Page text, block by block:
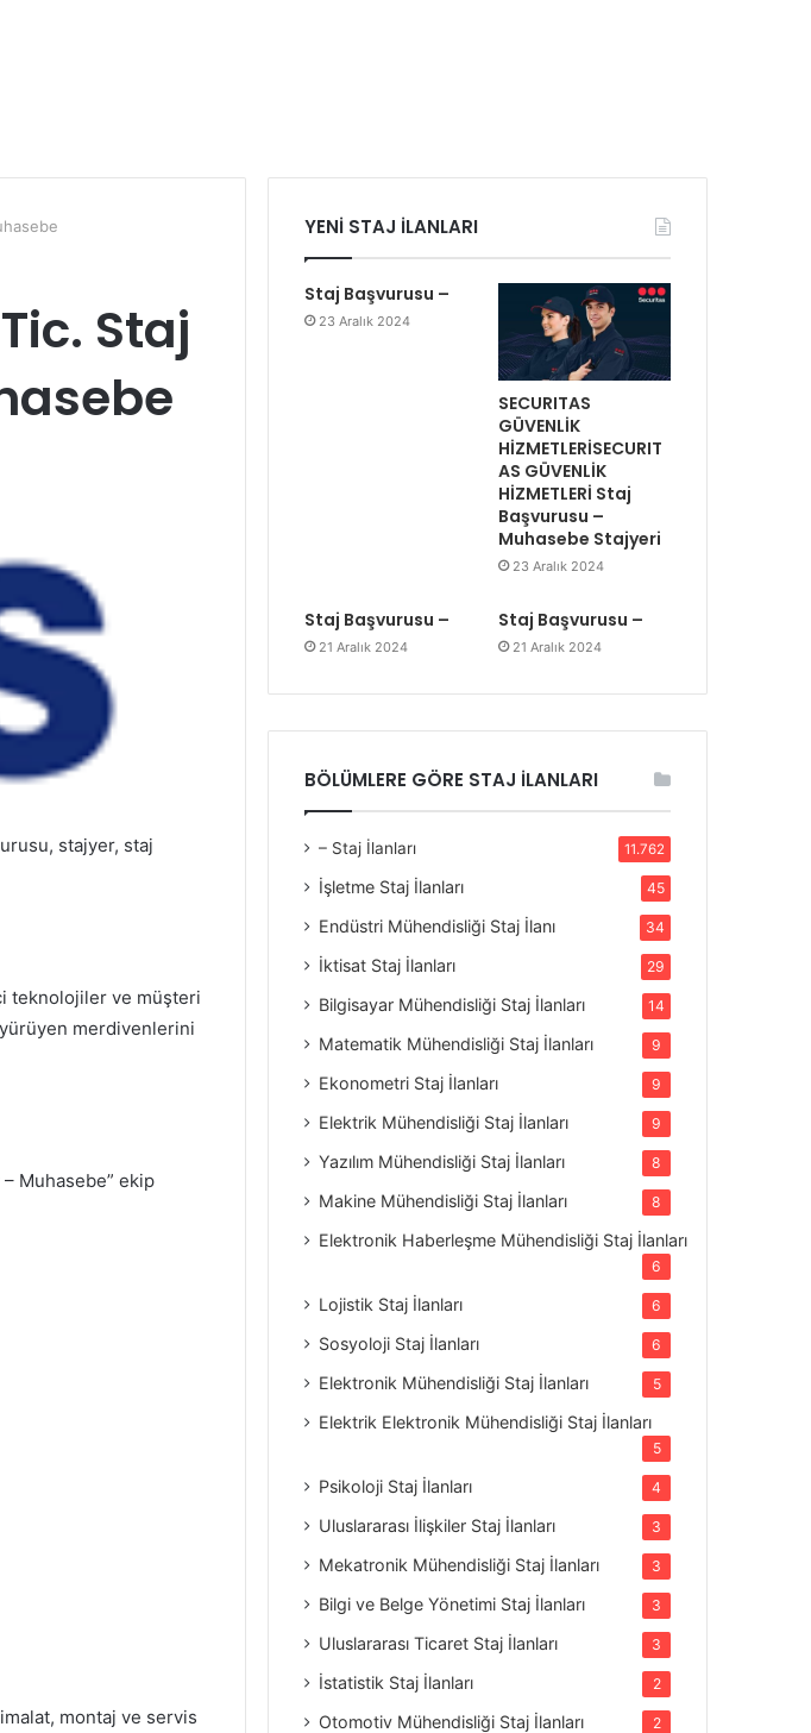
Staj
stajyer, staj
teknolojiler ve müşteri
merdivenlerini
Muhasebe” ekip
montaj ve servis
YENİ STAJ İLANLARI
Staj Başvurusu –
23 Aralık 2024
SECURITAS
GÜVENLİK
HİZMETLERİSECURIT
AS GÜVENLİK
HİZMETLERİ Staj
Başvurusu –
Muhasebe Stajyeri
23 Aralık 2024
Staj Başvurusu –
21 Aralık 2024
Staj Başvurusu –
21 Aralık 2024
BÖLÜMLERE GÖRE STAJ İLANLARI
– Staj İlanları 11.762
İşletme Staj İlanları 45
Endüstri Mühendisliği Staj İlanı 34
İktisat Staj İlanları 29
Bilgisayar Mühendisliği Staj İlanları 14
Matematik Mühendisliği Staj İlanları 9
Ekonometri Staj İlanları 9
Elektrik Mühendisliği Staj İlanları 9
Yazılım Mühendisliği Staj İlanları 8
Makine Mühendisliği Staj İlanları 8
Elektronik Haberleşme Mühendisliği Staj İlanları
6
Lojistik Staj İlanları 6
Sosyoloji Staj İlanları 6
Elektronik Mühendisliği Staj İlanları 5
Elektrik Elektronik Mühendisliği Staj İlanları
5
Psikoloji Staj İlanları 4
Uluslararası İlişkiler Staj İlanları 3
Mekatronik Mühendisliği Staj İlanları 3
Bilgi ve Belge Yönetimi Staj İlanları 3
Uluslararası Ticaret Staj İlanları 3
İstatistik Staj İlanları 2
Otomotiv Mühendisliği Staj İlanları 2